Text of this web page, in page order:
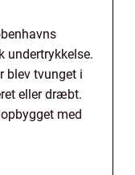
undertrykkelse.
blev tvunget i
eller dræbt.
med